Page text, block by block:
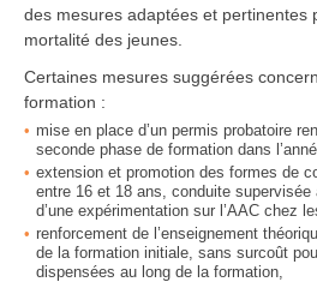
des mesures adaptées et pertinentes
mortalité des jeunes.
Certaines mesures suggérées
formation :
mise en place d’un permis probatoire
seconde phase de formation dans
extension et promotion des formes de
entre 16 et 18 ans, conduite
d’une expérimentation sur l’AAC chez
renforcement de l’enseignement
de la formation initiale, sans surcoût
dispensées au long de la formation,